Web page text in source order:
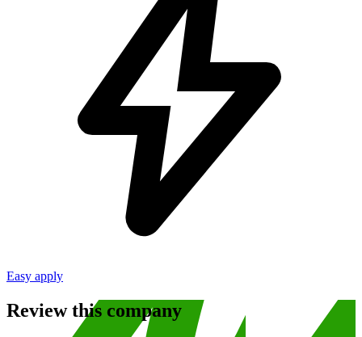
Easy apply
Review this company